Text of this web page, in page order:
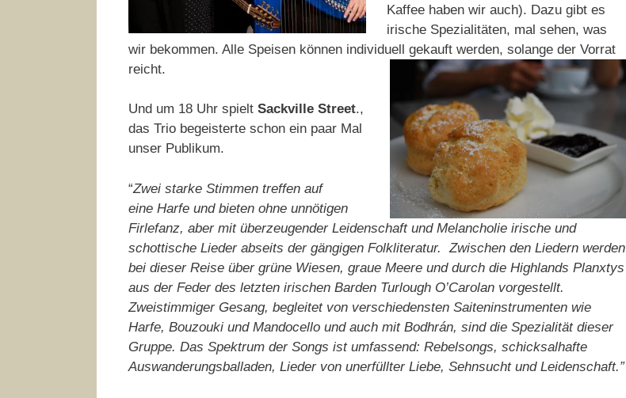
Kaffee haben wir auch). Dazu gibt es
irische Spezialitäten, mal sehen, was
wir bekommen. Alle Speisen können individuell gekauft werden, solange der Vorrat
reicht.
Und um 18 Uhr spielt Sackville Street.,
das Trio begeisterte schon ein paar Mal
unser Publikum.
“Zwei starke Stimmen treffen auf
eine Harfe und bieten ohne unnötigen
Firlefanz, aber mit überzeugender Leidenschaft und Melancholie irische und
schottische Lieder abseits der gängigen Folkliteratur. Zwischen den Liedern werden
bei dieser Reise über grüne Wiesen, graue Meere und durch die Highlands Planxtys
aus der Feder des letzten irischen Barden Turlough O’Carolan vorgestellt.
Zweistimmiger Gesang, begleitet von verschiedensten Saiteninstrumenten wie
Harfe, Bouzouki und Mandocello und auch mit Bodhrán, sind die Spezialität dieser
Gruppe. Das Spektrum der Songs ist umfassend: Rebelsongs, schicksalhafte
Auswanderungsballaden, Lieder von unerfüllter Liebe, Sehnsucht und Leidenschaft.”